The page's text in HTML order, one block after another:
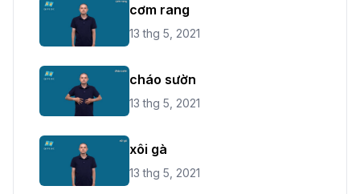
cơm rang
13 thg 5, 2021
cháo sườn
13 thg 5, 2021
xôi gà
13 thg 5, 2021